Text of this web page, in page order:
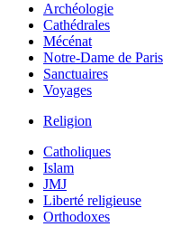
Archéologie
Cathédrales
Mécénat
Notre-Dame de Paris
Sanctuaires
Voyages
Religion
Catholiques
Islam
JMJ
Liberté religieuse
Orthodoxes